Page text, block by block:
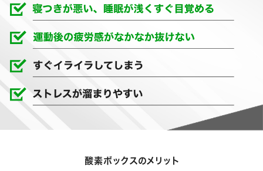
酸素ボックスのメリット